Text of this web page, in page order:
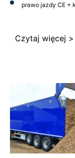
prawo jazdy CE +
Czytaj więcej >